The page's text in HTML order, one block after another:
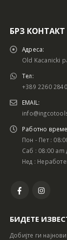
БРЗ КОНТАКТ
Адреса:
Old Kacanicki
Тел:
+389 2260 2840
EMAIL:
Работно
Пон - Пет :
Саб : 08:00 am
Нед :
БИДЕТЕ
Добијте ги